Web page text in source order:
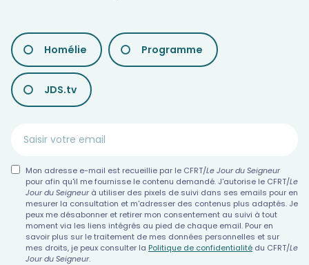
LES
DIFFÉRENTES
NEWSLETTERS
Homélie Programme
JDS.tv
Mon adresse e-mail est recueillie par le CFRT/Le Jour du Seigneur
pour afin qu'il me fournisse le contenu demandé. J'autorise le CFRT/Le
Jour du Seigneurà utiliser des pixels de suivi dans ses emails pour en
mesurer la consultation et m'adresser des contenus plus adaptés. Je
peux me désabonner et retirer mon consentement au suivi à tout
moment via les liens intégrés au pied de chaque email. Pour en
savoir plus sur le traitement de mes données personnelles et sur
mes droits, je peux consulter la Politique de confidentialité du CFRT/Le
Jour du Seigneur.